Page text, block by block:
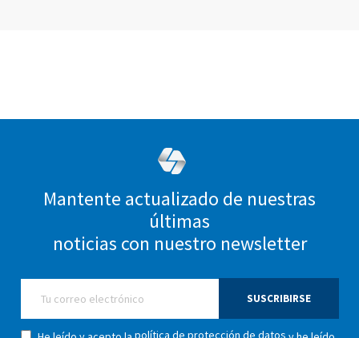
Mantente actualizado de nuestras
últimas
noticias con nuestro newsletter
SUSCRIBIRSE
política de protección de datos